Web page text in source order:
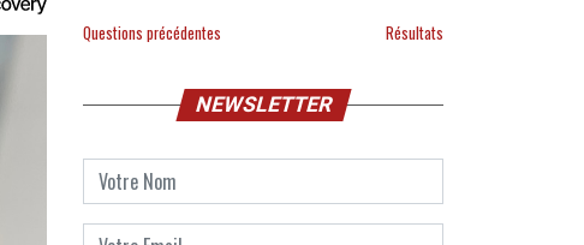
Questions précédentes Résultats
NEWSLETTER